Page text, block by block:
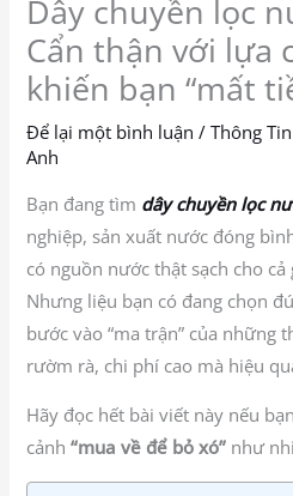
Dây chuyền lọc
Cẩn thận với lựa
khiến bạn “mất
Để lại một bình luận /Thông
Anh
Bạn đang tìm dây chuyền lọc
nghiệp, sản xuất nước đóng
có nguồn nước thật sạch cho cả
Nhưng liệu bạn có đang chọn
bước vào “ma trận” của những
rườm rà, chi phí cao mà hiệu
Hãy đọc hết bài viết này nếu
cảnh“mua về để bỏ xó” như